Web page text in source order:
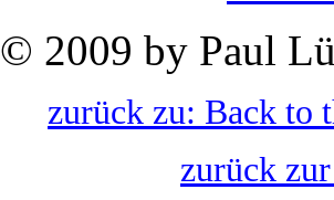
© 2009 by Paul
zurück zu: Back to
zurück